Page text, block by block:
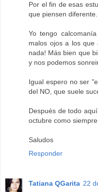
Por el fin de esas
que piensen diferente.
Yo tengo
malos ojos a los que
nada! Más bien que
y nos podemos
Igual espero no ser
del NO, que suele
Después de todo
octubre como
Saludos
Responder
Tatiana QGarita 22